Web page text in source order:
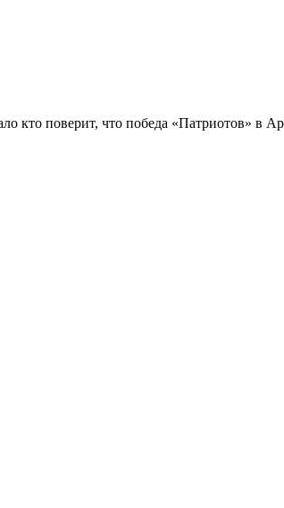
поверит, что победа «Патриотов» в